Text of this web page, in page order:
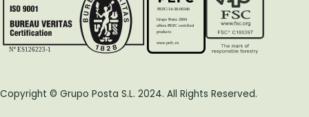
Nº ES126223-1
PEFC/14-38-00346
Grupo Posta 2004
offers PEFC certified
products
www.pefc.es
Copyright © Grupo Posta S.L. 2024. All Rights Reserved.